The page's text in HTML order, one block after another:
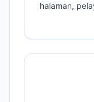
halaman,